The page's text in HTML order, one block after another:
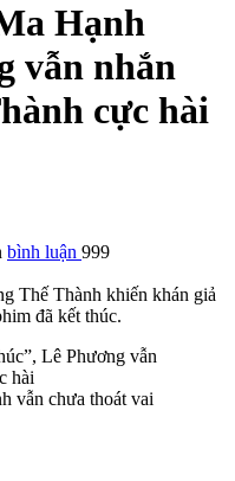
Hạnh
vẫn nhắn
cực hài
bình luận 999
Thế Thành khiến khán giả
đã kết thúc.
vẫn chưa thoát vai